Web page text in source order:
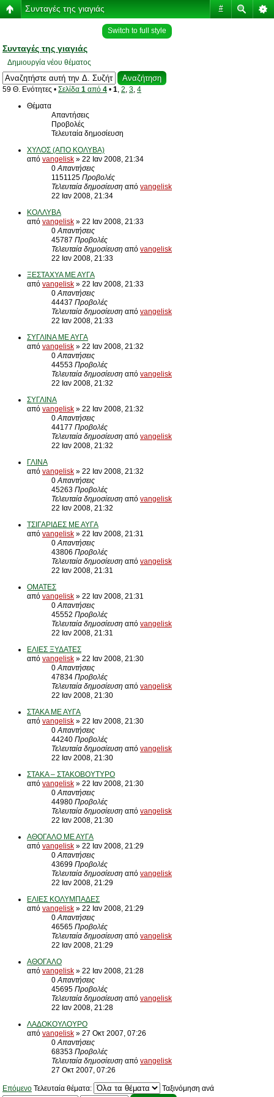
#
Συνταγές της γιαγιάς
Switch to full style
Συνταγές της γιαγιάς
Δημιουργία νέου θέματος
59 Θ. Ενότητες • Σελίδα 1 από 4 • 1, 2, 3, 4
Θέματα
Απαντήσεις
Προβολές
Τελευταία δημοσίευση
ΧΥΛΟΣ (ΑΠΟ ΚΟΛΥΒΑ)
από vangelisk » 22 Ιαν 2008, 21:34
0Απαντήσεις
1151125 Προβολές
Τελευταία δημοσίευση από vangelisk
22 Ιαν 2008, 21:34
ΚΟΛΛΥΒΑ
από vangelisk » 22 Ιαν 2008, 21:33
0Απαντήσεις
45787 Προβολές
Τελευταία δημοσίευση από vangelisk
22 Ιαν 2008, 21:33
ΞΕΣΤΑΧΥΑ ΜΕ ΑΥΓΑ
από vangelisk » 22 Ιαν 2008, 21:33
0Απαντήσεις
44437 Προβολές
Τελευταία δημοσίευση από vangelisk
22 Ιαν 2008, 21:33
ΣΥΓΛΙΝΑ ΜΕ ΑΥΓΑ
από vangelisk » 22 Ιαν 2008, 21:32
0Απαντήσεις
44553 Προβολές
Τελευταία δημοσίευση από vangelisk
22 Ιαν 2008, 21:32
ΣΥΓΛΙΝΑ
από vangelisk » 22 Ιαν 2008, 21:32
0Απαντήσεις
44177 Προβολές
Τελευταία δημοσίευση από vangelisk
22 Ιαν 2008, 21:32
ΓΛΙΝΑ
από vangelisk » 22 Ιαν 2008, 21:32
0Απαντήσεις
45263 Προβολές
Τελευταία δημοσίευση από vangelisk
22 Ιαν 2008, 21:32
ΤΣΙΓΑΡΙΔΕΣ ΜΕ ΑΥΓΑ
από vangelisk » 22 Ιαν 2008, 21:31
0Απαντήσεις
43806 Προβολές
Τελευταία δημοσίευση από vangelisk
22 Ιαν 2008, 21:31
ΟΜΑΤΕΣ
από vangelisk » 22 Ιαν 2008, 21:31
0Απαντήσεις
45552 Προβολές
Τελευταία δημοσίευση από vangelisk
22 Ιαν 2008, 21:31
ΕΛΙΕΣ ΞΥΔΑΤΕΣ
από vangelisk » 22 Ιαν 2008, 21:30
0Απαντήσεις
47834 Προβολές
Τελευταία δημοσίευση από vangelisk
22 Ιαν 2008, 21:30
ΣΤΑΚΑ ΜΕ ΑΥΓΑ
από vangelisk » 22 Ιαν 2008, 21:30
0Απαντήσεις
44240 Προβολές
Τελευταία δημοσίευση από vangelisk
22 Ιαν 2008, 21:30
ΣΤΑΚΑ – ΣΤΑΚΟΒΟΥΤΥΡΟ
από vangelisk » 22 Ιαν 2008, 21:30
0Απαντήσεις
44980 Προβολές
Τελευταία δημοσίευση από vangelisk
22 Ιαν 2008, 21:30
ΑΘΟΓΑΛΟ ΜΕ ΑΥΓΑ
από vangelisk » 22 Ιαν 2008, 21:29
0Απαντήσεις
43699 Προβολές
Τελευταία δημοσίευση από vangelisk
22 Ιαν 2008, 21:29
ΕΛΙΕΣ ΚΟΛΥΜΠΑΔΕΣ
από vangelisk » 22 Ιαν 2008, 21:29
0Απαντήσεις
46565 Προβολές
Τελευταία δημοσίευση από vangelisk
22 Ιαν 2008, 21:29
ΑΘΟΓΑΛΟ
από vangelisk » 22 Ιαν 2008, 21:28
0Απαντήσεις
45695 Προβολές
Τελευταία δημοσίευση από vangelisk
22 Ιαν 2008, 21:28
ΛΑΔΟΚΟΥΛΟΥΡΟ
από vangelisk » 27 Οκτ 2007, 07:26
0Απαντήσεις
68353 Προβολές
Τελευταία δημοσίευση από vangelisk
27 Οκτ 2007, 07:26
Επόμενο Τελευταία θέματα: Ταξινόμηση ανά